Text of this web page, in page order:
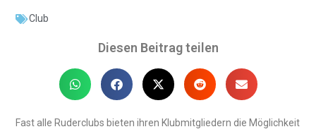
Club
Diesen Beitrag teilen
Fast alle Ruderclubs bieten ihren Klubmitgliedern die Möglichkeit